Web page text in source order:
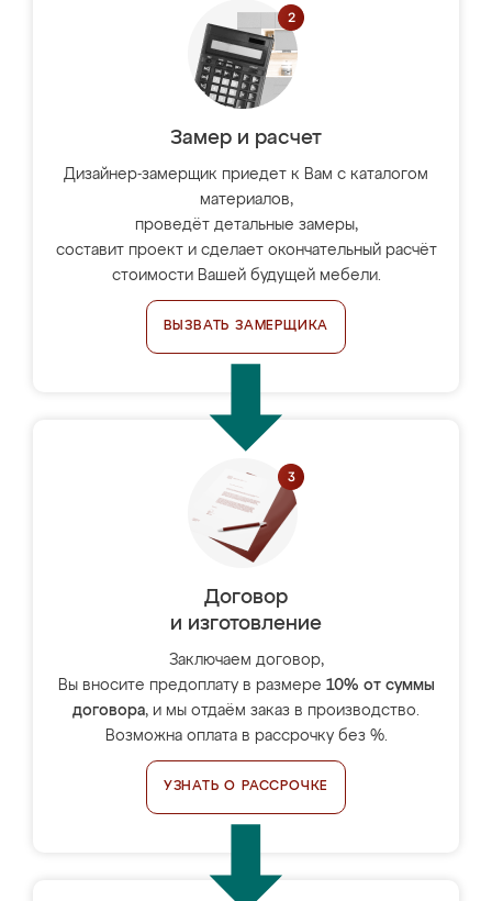
Замер и расчет
Дизайнер-замерщик приедет к Вам с каталогом
материалов,
проведёт детальные замеры,
составит проект и сделает окончательный расчёт
стоимости Вашей будущей мебели.
ВЫЗВАТЬ ЗАМЕРЩИКА
Договор
и изготовление
Заключаем договор,
Вы вносите предоплату в размере 10% от суммы
договора, и мы отдаём заказ в производство.
Возможна оплата в рассрочку без %.
УЗНАТЬ О РАССРОЧКЕ